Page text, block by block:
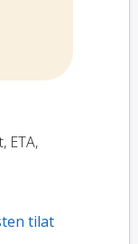
ETA,
tilat